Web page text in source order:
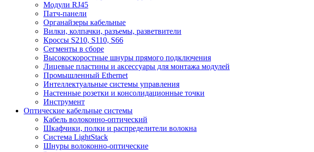
Модули RJ45
Патч-панели
Органайзеры кабельные
Вилки, колпачки, разъемы, разветвители
Кроссы S210, S110, S66
Сегменты в сборе
Высокоскоростные шнуры прямого подключения
Лицевые пластины и аксессуары для монтажа модулей
Промышленный Ethernet
Интеллектуальные системы управления
Настенные розетки и консолидационные точки
Инструмент
Оптические кабельные системы
Кабель волоконно-оптический
Шкафчики, полки и распределители волокна
Система LightStack
Шнуры волоконно-оптические